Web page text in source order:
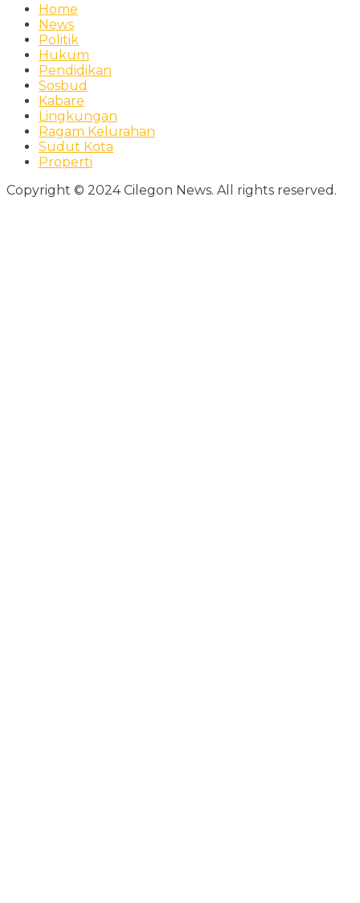
Home
News
Politik
Hukum
Pendidikan
Sosbud
Kabare
Lingkungan
Ragam Kelurahan
Sudut Kota
Properti
Copyright © 2024 Cilegon News. All rights reserved.